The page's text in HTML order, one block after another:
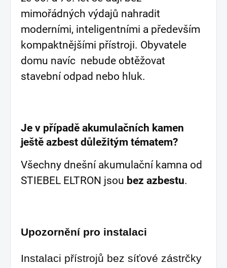
mimořádných výdajů nahradit
moderními, inteligentními a především
kompaktnějšími přístroji. Obyvatele
domu navíc nebude obtěžovat
stavební odpad nebo hluk.
Je v případě akumulačních kamen
ještě azbest důležitým tématem?
Všechny dnešní akumulační kamna od
STIEBEL ELTRON jsou bez azbestu.
Upozornění pro instalaci
Instalaci přístrojů bez síťové zástrčky